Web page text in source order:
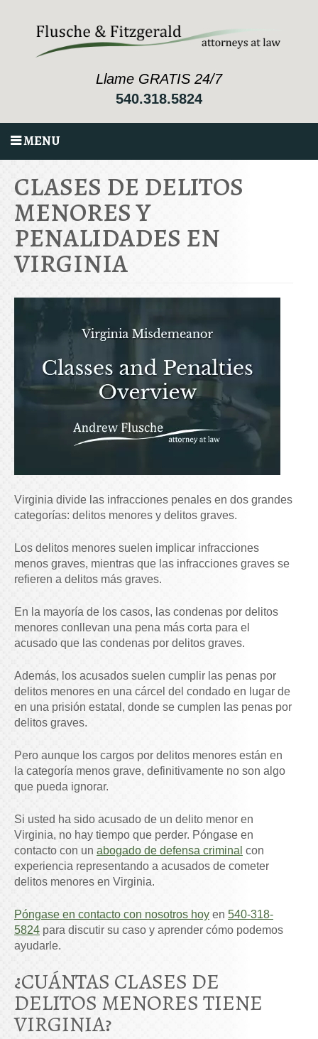
Llame GRATIS 24/7
540.318.5824
MENU
CLASES DE DELITOS
MENORES Y
PENALIDADES EN
VIRGINIA
Virginia divide las infracciones penales en dos grandes
categorías: delitos menores y delitos graves.
Los delitos menores suelen implicar infracciones
menos graves, mientras que las infracciones graves se
refieren a delitos más graves.
En la mayoría de los casos, las condenas por delitos
menores conllevan una pena más corta para el
acusado que las condenas por delitos graves.
Además, los acusados suelen cumplir las penas por
delitos menores en una cárcel del condado en lugar de
en una prisión estatal, donde se cumplen las penas por
delitos graves.
Pero aunque los cargos por delitos menores están en
la categoría menos grave, definitivamente no son algo
que pueda ignorar.
Si usted ha sido acusado de un delito menor en
Virginia, no hay tiempo que perder. Póngase en
contacto con un abogado de defensa criminal con
experiencia representando a acusados de cometer
delitos menores en Virginia.
Póngase en contacto con nosotros hoy en 540-318-
5824 para discutir su caso y aprender cómo podemos
ayudarle.
¿CUÁNTAS CLASES DE
DELITOS MENORES TIENE
VIRGINIA?